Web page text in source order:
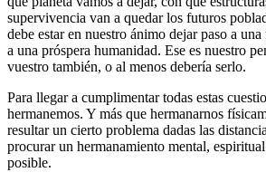
supervivencia van a quedar los futuros
debe estar en nuestro ánimo dejar paso a
a una próspera humanidad. Ese es nuestro
vuestro también, o al menos debería serlo.
Para llegar a cumplimentar todas estas
hermanemos. Y más que hermanarnos
resultar un cierto problema dadas las
procurar un hermanamiento mental,
posible.